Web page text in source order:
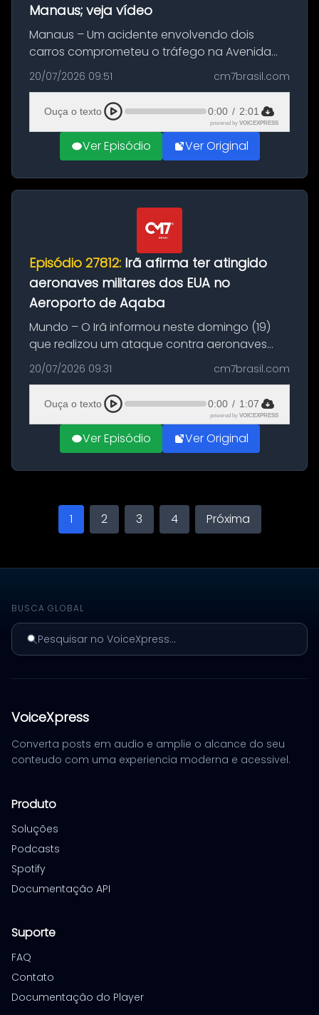
Manaus; veja vídeo
Manaus – Um acidente envolvendo dois
carros comprometeu o tráfego na Avenida
Brasil durante a manhã desta segunda-feira
(20), em frente ao complexo da Prefeitura de
Manaus, na Zona Oeste. A batida ter...
20/07/2026 09:51 cm7brasil.com
Ouça o texto 0:00 / 2:01
powered by VOICEXPRESS
Ver Episódio Ver Original
Episódio 27812: Irã afirma ter atingido
aeronaves militares dos EUA no
Aeroporto de Aqaba
Mundo – O Irã informou neste domingo (19)
que realizou um ataque contra aeronaves
militares dos Estados Unidos estacionadas no
Aeroporto de Aqaba, na Jordânia, durante a
21ª fase da Operação Nasr 2. A...
20/07/2026 09:31 cm7brasil.com
Ouça o texto 0:00 / 1:07
powered by VOICEXPRESS
Ver Episódio Ver Original
1 2 3 4 Próxima
BUSCA GLOBAL
Pesquisar no VoiceXpress...
VoiceXpress
Converta posts em audio e amplie o alcance do seu
conteudo com uma experiencia moderna e acessivel.
Produto
Soluções
Podcasts
Spotify
Documentação API
Suporte
FAQ
Contato
Documentação do Player